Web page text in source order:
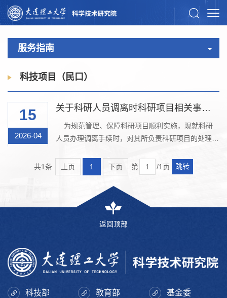
服务指南
科技项目（民口）
15
2026-04
关于科研人员调离时科研项目相关事宜处理的说明
为规范管理、保障科研项目顺利实施，现就科研
人员办理调离手续时，对其所负责科研项目的处理原
根据《大连理工大学科研项目管理办法》（大工办发
〔2022〕18号）规定，项目负责人调离学校前，必
须对其作为负责人承担的所有在研项目及已申报未立
项（含合同签署中）项目进行全面清查，并依据项目
状态分类完成妥善处理。此系学校审批其调离申请的
必要前提，旨在确保各类科研任务的延续性，...
共1条 上页 1 下页 第 /1页 跳转
返回顶部
科技部 教育部 基金委